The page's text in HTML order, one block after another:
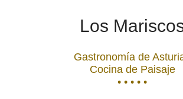
Los
Gastronomía de
Cocina de Paisaje
• • • • •